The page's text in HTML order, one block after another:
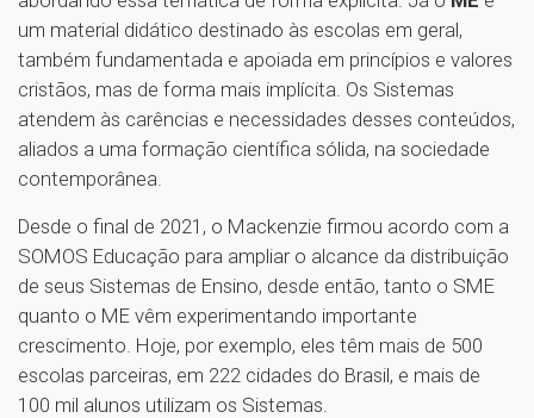
um material didático destinado às escolas em geral,
também fundamentada e apoiada em princípios e valores
cristãos, mas de forma mais implícita. Os Sistemas
atendem às carências e necessidades desses conteúdos,
aliados a uma formação científica sólida, na sociedade
contemporânea.
Desde o final de 2021, o Mackenzie firmou acordo com a
SOMOS Educação para ampliar o alcance da distribuição
de seus Sistemas de Ensino, desde então, tanto o SME
quanto o ME vêm experimentando importante
crescimento. Hoje, por exemplo, eles têm mais de 500
escolas parceiras, em 222 cidades do Brasil, e mais de
100 mil alunos utilizam os Sistemas.